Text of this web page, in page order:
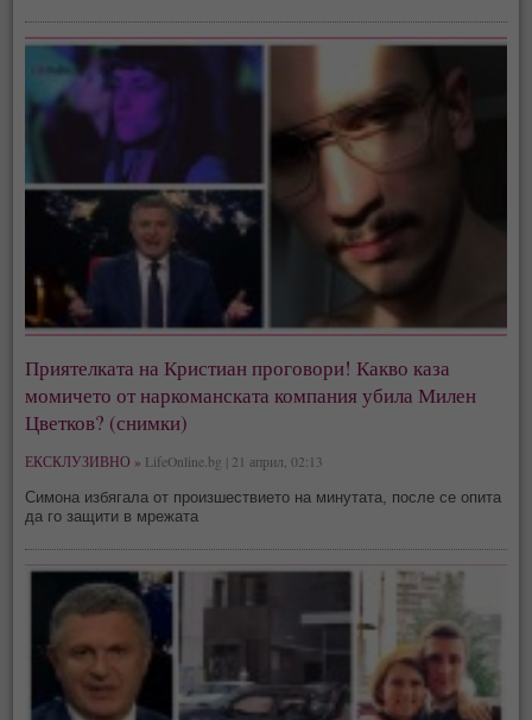
Приятелката на Кристиан проговори! Какво каза
момичето от наркоманската компания убила Милен
Цветков? (снимки)
ЕКСКЛУЗИВНО » LifeOnline.bg | 21 април, 02:13
Симона избягала от произшествието на минутата, после се опита
да го защити в мрежата